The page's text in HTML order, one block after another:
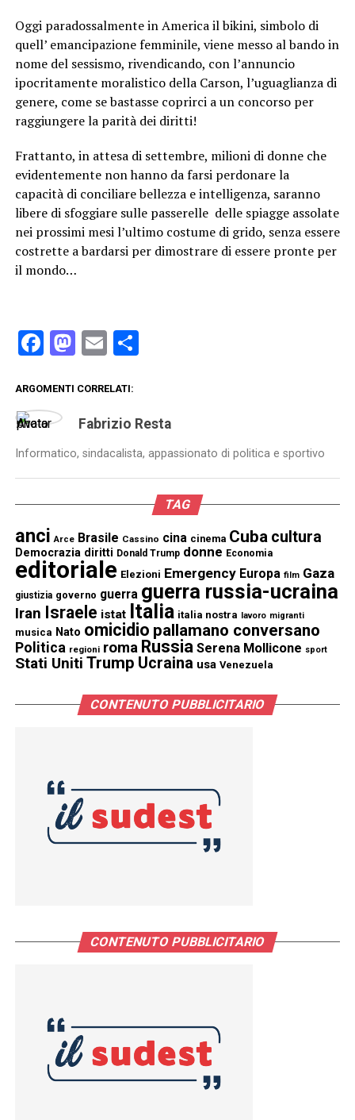
Oggi paradossalmente in America il bikini, simbolo di
quell’ emancipazione femminile, viene messo al bando in
nome del sessismo, rivendicando, con l’annuncio
ipocritamente moralistico della Carson, l’uguaglianza di
genere, come se bastasse coprirci a un concorso per
raggiungere la parità dei diritti!
Frattanto, in attesa di settembre, milioni di donne che
evidentemente non hanno da farsi perdonare la
capacità di conciliare bellezza e intelligenza, saranno
libere di sfoggiare sulle passerelle delle spiagge assolate
nei prossimi mesi l’ultimo costume di grido, senza essere
costrette a bardarsi per dimostrare di essere pronte per
il mondo…
Facebook
Mastodon
EmailCondividi
ARGOMENTI CORRELATI:
Fabrizio Resta
Informatico, sindacalista, appassionato di politica e sportivo
TAG
anci Arce Brasile Cassino cina cinema Cuba cultura
Democrazia diritti Donald Trump donne Economia
editoriale Elezioni Emergency Europa film Gaza
giustizia governo guerra guerra russia-ucraina
Iran Israele istat Italia italia nostra lavoro migranti
musica Nato omicidio pallamano conversano
Politica regioni roma Russia Serena Mollicone sport
Stati Uniti Trump Ucraina usa Venezuela
CONTENUTO PUBBLICITARIO
CONTENUTO PUBBLICITARIO